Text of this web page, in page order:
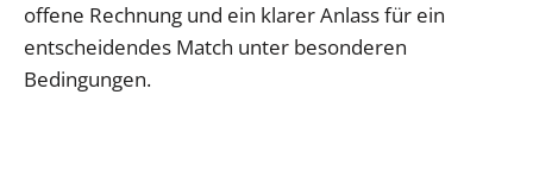
offene Rechnung und ein klarer Anlass für ein
entscheidendes Match unter besonderen
Bedingungen.